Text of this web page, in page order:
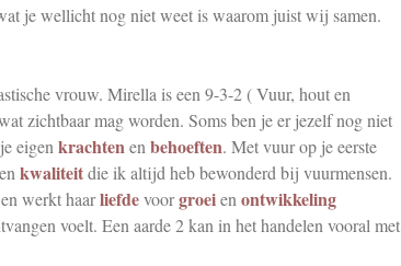
je wellicht nog niet weet is waarom juist wij samen.
vrouw. Mirella is een 9-3-2 ( Vuur, hout en
zichtbaar mag worden. Soms ben je er jezelf nog niet
eigen krachtenen behoeften. Met vuur op je eerste
kwaliteitdie ik altijd heb bewonderd bij vuurmensen.
werkt haarliefdevoorgroeien ontwikkeling
voelt. Een aarde 2 kan in het handelen vooral met